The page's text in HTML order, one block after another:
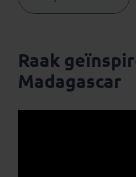
Raak
Madagascar